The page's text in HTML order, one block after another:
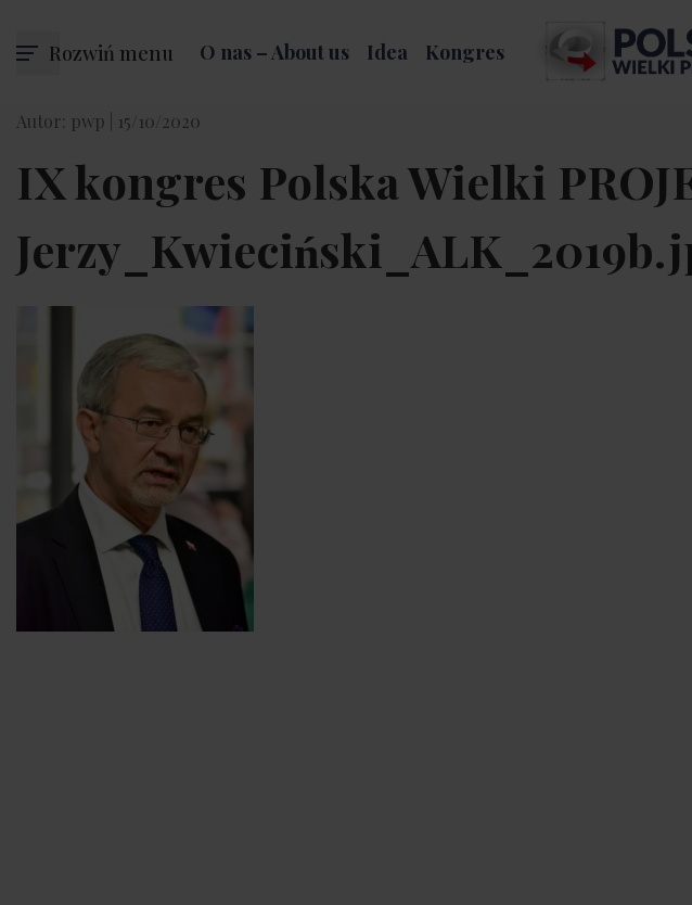
Rozwiń menu O nas – About us Idea Kongres
Autor: pwp | 15/10/2020
IX kongres Polska Wielki